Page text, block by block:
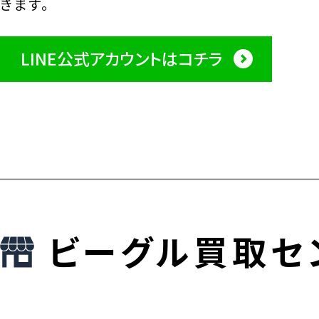
きます。
LINE公式アカウントはコチラ
ビーグル買取セ